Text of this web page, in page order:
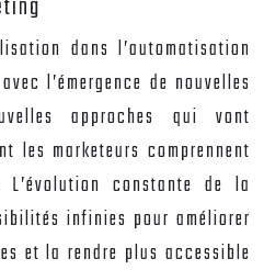
dans l’automatisation
l’émergence de nouvelles
approches qui vont
les marketeurs comprennent
constante de la
infinies pour améliorer
et la rendre plus accessible